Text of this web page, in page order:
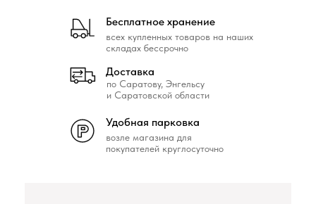
возле магазина для
покупателей круглосуточно
Удобная парковка
всех купленных товаров на наших
складах бессрочно
Бесплатное хранение
по Саратову, Энгельсу
и Саратовской области
Доставка